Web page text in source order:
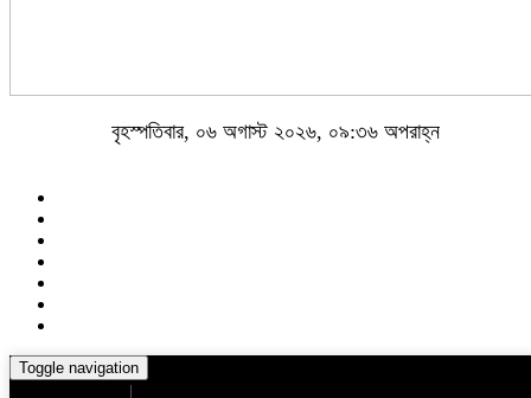
বৃহস্পতিবার, ০৬ অগাস্ট ২০২৬, ০৯:৩৬ অপরাহ্ন
Toggle navigation